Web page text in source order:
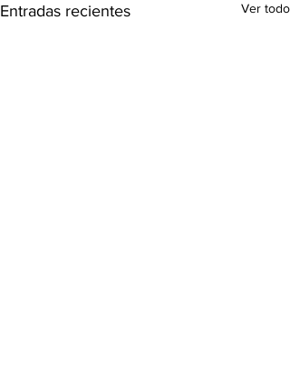
Entradas recientes Ver todo